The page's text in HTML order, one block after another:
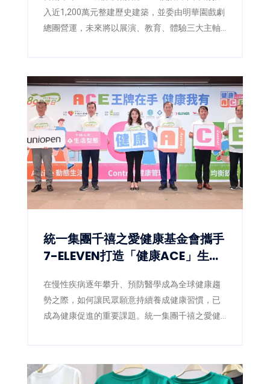
入近1,200萬元整建歷史建築，並委由明華園戲劇
總團營運，未來將以展演、教育、體驗三大主軸
統一集團千禧之愛健康基金會攜手
7-ELEVEN打造「健康ACE」生態
在慢性疾病逐年攀升、預防醫學成為全球健康趨
勢之際，如何讓民眾願意持續養成健康習慣，已
成為健康促進的重要課題。統一集團千禧之愛健
專區，將健走、量血壓、量腰圍、均衡飲食等健
康行動融入日常生活，透過數位積分與獎勵機